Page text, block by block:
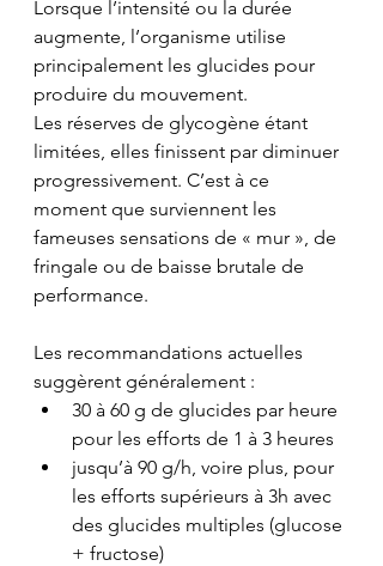
Lorsque l’intensité ou la durée
augmente, l’organisme utilise
principalement les glucides pour
produire du mouvement.
Les réserves de glycogène étant
limitées, elles finissent par diminuer
progressivement. C’est à ce
moment que surviennent les
fameuses sensations de « mur », de
fringale ou de baisse brutale de
performance.
Les recommandations actuelles
suggèrent généralement :
30 à 60 g de glucides par heure
pour les efforts de 1 à 3 heures
jusqu’à 90 g/h, voire plus, pour
les efforts supérieurs à 3h avec
des glucides multiples (glucose
+ fructose)